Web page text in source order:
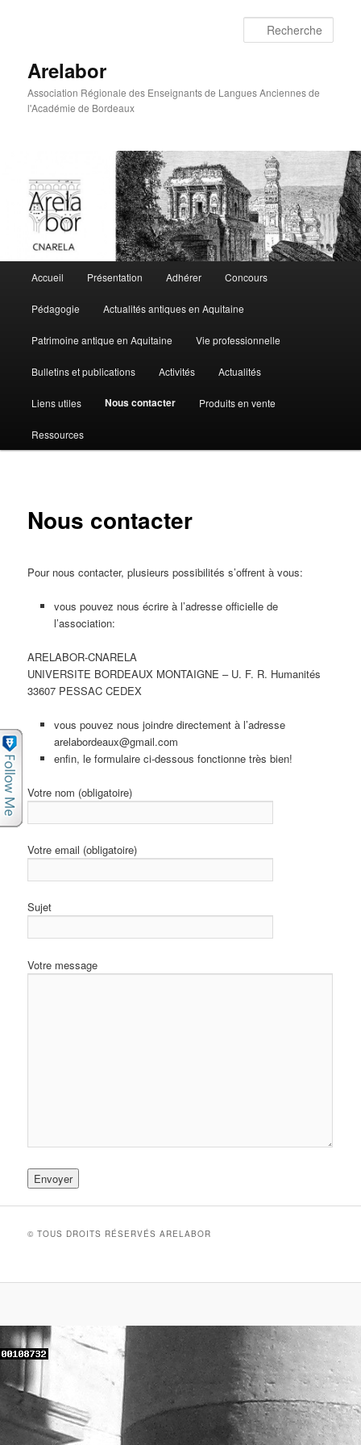
Arelabor
Association Régionale des Enseignants de Langues Anciennes de
l'Académie de Bordeaux
Aller au contenu principal
Aller au contenu secondaire
Accueil Présentation Adhérer Concours
Pédagogie Actualités antiques en Aquitaine
Patrimoine antique en Aquitaine Vie professionnelle
Bulletins et publications Activités Actualités
Liens utiles Nous contacter Produits en vente
Ressources
Nous contacter
Pour nous contacter, plusieurs possibilités s’offrent à vous:
vous pouvez nous écrire à l’adresse officielle de
l’association:
ARELABOR-CNARELA
UNIVERSITE BORDEAUX MONTAIGNE – U. F. R. Humanités
33607 PESSAC CEDEX
vous pouvez nous joindre directement à l’adresse
arelabordeaux@gmail.com
enfin, le formulaire ci-dessous fonctionne très bien!
Votre nom (obligatoire)
Votre email (obligatoire)
Sujet
Votre message
© TOUS DROITS RÉSERVÉS ARELABOR